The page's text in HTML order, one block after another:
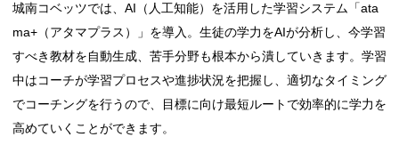
城南コベッツでは、AI（人工知能）を活用した学習システム「ata
ma+（アタマプラス）」を導入。生徒の学力をAIが分析し、今学習
すべき教材を自動生成、苦手分野も根本から潰していきます。学習
中はコーチが学習プロセスや進捗状況を把握し、適切なタイミング
でコーチングを行うので、目標に向け最短ルートで効率的に学力を
高めていくことができます。